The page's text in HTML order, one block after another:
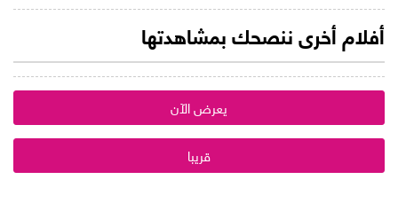
أفلام أخرى ننصحك بمشاهدتها
يعرض الآن
قريبا